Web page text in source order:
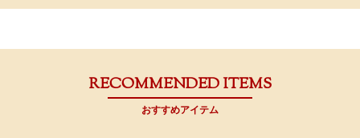
RECOMMENDED ITEMS
おすすめアイテム